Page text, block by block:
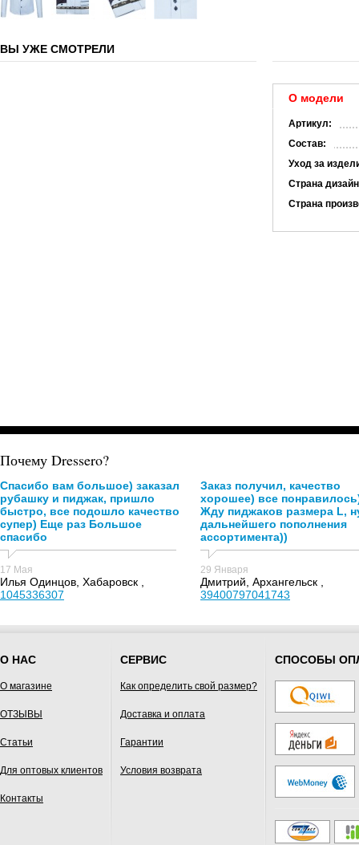
ВЫ УЖЕ СМОТРЕЛИ
О модели
Артикул:
Состав:
Уход за
Страна
Страна
Почему Dressero?
Спасибо вам большое) заказал
рубашку и пиджак, пришло
быстро, все подошло качество
супер) Еще раз Большое
спасибо
17 Мая
Илья Одинцов, Хабаровск ,
1045336307
Заказ получил, качество
хорошее) все
Жду пиджаков размера L,
дальнейшего пополнения
ассортимента))
29 Января
Дмитрий, Архангельск ,
39400797041743
О НАС
О магазине
ОТЗЫВЫ
Статьи
Для оптовых клиентов
Контакты
СЕРВИС
Как определить свой размер?
Доставка и оплата
Гарантии
Условия возврата
СПОСОБЫ